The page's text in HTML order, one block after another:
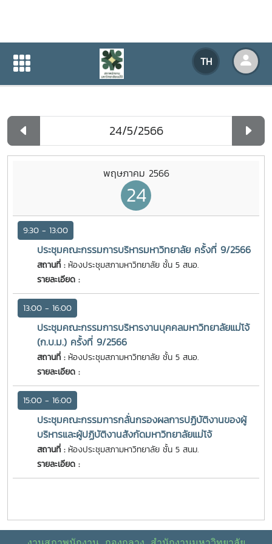
TH
ปฏิทินกิจกรรมของหน่วยงาน
ปฏิทินกิจกรรมของหน่วยงาน
พฤษภาคม 2566
24
9:30 - 13:00
ประชุมคณะกรรมการบริหารมหาวิทยาลัย ครั้งที่ 9/2566
สถานที่ : ห้องประชุมสภามหาวิทยาลัย ชั้น 5 สนอ.
รายละเอียด :
13:00 - 16:00
ประชุมคณะกรรมการบริหารงานบุคคลมหาวิทยาลัยแม่โจ้
(ก.บ.ม.) ครั้งที่ 9/2566
สถานที่ : ห้องประชุมสภามหาวิทยาลัย ชั้น 5 สนอ.
รายละเอียด :
15:00 - 16:00
ประชุมคณะกรรมการกลั่นกรองผลการปฏิบัติงานของผู้
บริหารและผู้ปฏิบัติงานสังกัดมหาวิทยาลัยแม่โจ้
สถานที่ : ห้องประชุมสภามหาวิทยาลัย ชั้น 5 สนม.
รายละเอียด :